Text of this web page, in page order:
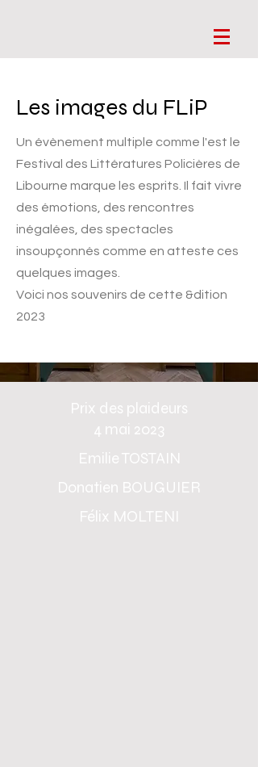
Les images du FLiP
Un évènement multiple comme l'est le
Festival des Littératures Policières de
Libourne marque les esprits. Il fait vivre
des émotions, des rencontres
inégalées, des spectacles
insoupçonnés comme en atteste ces
quelques images.
Voici nos souvenirs de cette &dition
2023
Prix des plaideurs
4 mai 2023
Emilie TOSTAIN
Donatien BOUGUIER
Félix MOLTENI